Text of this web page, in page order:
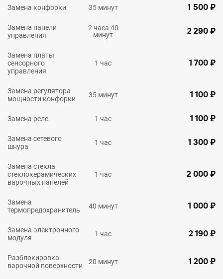
Замена конфорки 35 минут 1 500 ₽
Замена панели
управления
2 часа 40
минут
2 290 ₽
Замена платы
сенсорного
управления
1 час 1 700 ₽
Замена регулятора
мощности конфорки
35 минут 1 100 ₽
Замена реле 1 час 1 100 ₽
Замена сетевого
шнура
1 час 1 300 ₽
Замена стекла
стеклокерамических
варочных панелей
1 час 2 000 ₽
Замена
термопредохранитель
40 минут 1 000 ₽
Замена электронного
модуля
1 час 2 190 ₽
Разблокировка
варочной поверхности
20 минут 1 200 ₽